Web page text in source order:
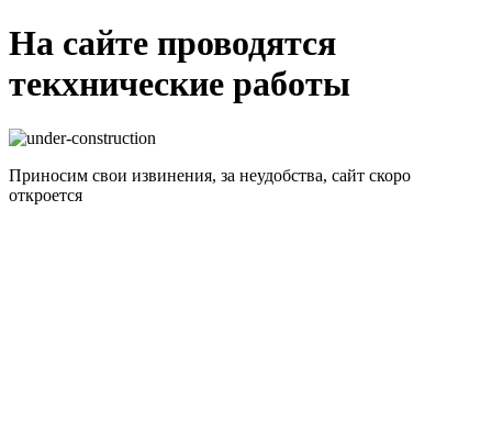
На сайте проводятся
текхнические работы
Приносим свои извинения, за неудобства, сайт скоро
откроется